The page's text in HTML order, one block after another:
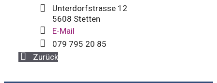
Unterdorfstrasse 12
5608 Stetten
E-Mail
079 795 20 85
Zurück